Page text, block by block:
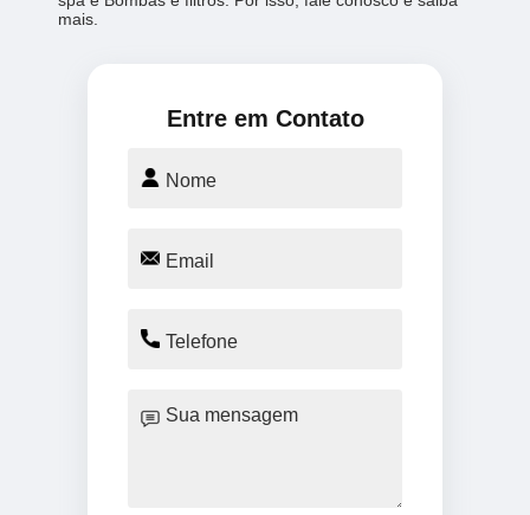
mais.
Entre em Contato